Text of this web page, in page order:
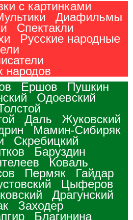
с картинками
Диафильмы
Спектакли
Русские народные
народов
Ершов
Пушкин
Одоевский
Даль
Жуковский
Мамин-Сибиряк
Скребицкий
Баруздин
Коваль
Пермяк
Гайдар
Цыферов
Драгунский
Заходер
Благинина